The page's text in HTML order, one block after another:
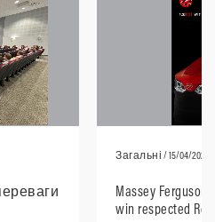
Загальні / 15/04/2025
Massey Ferguson
win respected